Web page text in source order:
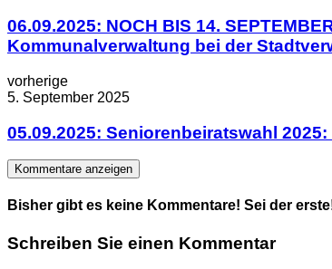
06.09.2025: NOCH BIS 14.
Kommunalverwaltung bei der
vorherige
5. September 2025
05.09.2025: Seniorenbeiratswahl
Kommentare anzeigen
Bisher gibt es keine Kommentare! Sei der
Schreiben Sie einen Kommentar